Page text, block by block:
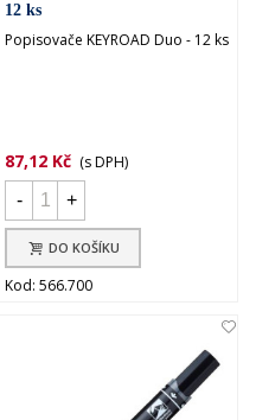
12 ks
Popisovače KEYROAD Duo - 12 ks
87,12 Kč (s DPH)
-
+
DO KOŠÍKU
Kod: 566.700